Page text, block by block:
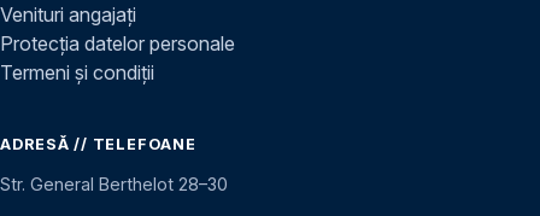
Venituri angajați
Protecția datelor personale
Termeni și condiții
ADRESĂ // TELEFOANE
Str. General Berthelot 28–30